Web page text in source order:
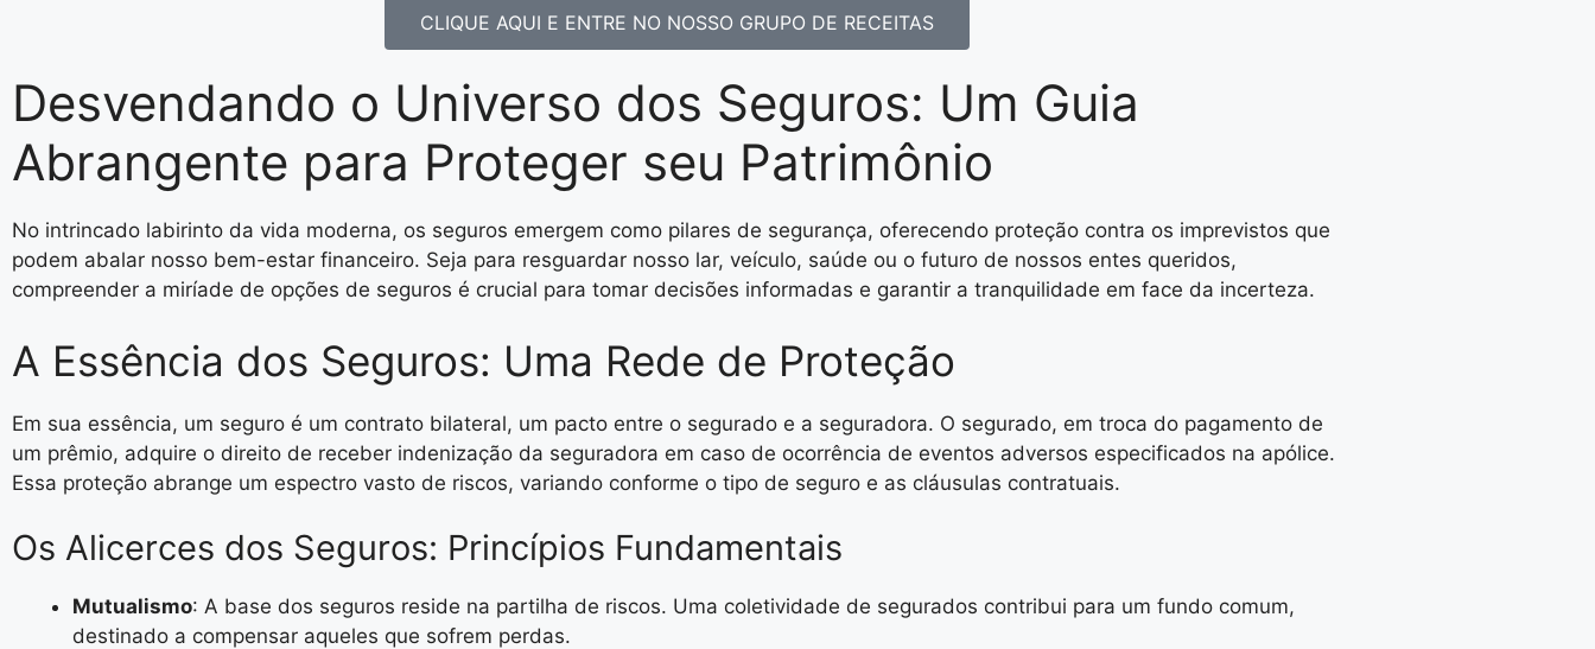
CLIQUE AQUI E ENTRE NO NOSSO GRUPO DE RECEITAS
Desvendando o Universo dos Seguros: Um Guia
Abrangente para Proteger seu Patrimônio
No intrincado labirinto da vida moderna, os seguros emergem como pilares de segurança, oferecendo proteção contra os imprevistos que
podem abalar nosso bem-estar financeiro. Seja para resguardar nosso lar, veículo, saúde ou o futuro de nossos entes queridos,
compreender a miríade de opções de seguros é crucial para tomar decisões informadas e garantir a tranquilidade em face da incerteza.
A Essência dos Seguros: Uma Rede de Proteção
Em sua essência, um seguro é um contrato bilateral, um pacto entre o segurado e a seguradora. O segurado, em troca do pagamento de
um prêmio, adquire o direito de receber indenização da seguradora em caso de ocorrência de eventos adversos especificados na apólice.
Essa proteção abrange um espectro vasto de riscos, variando conforme o tipo de seguro e as cláusulas contratuais.
Os Alicerces dos Seguros: Princípios Fundamentais
Mutualismo: A base dos seguros reside na partilha de riscos. Uma coletividade de segurados contribui para um fundo comum,
destinado a compensar aqueles que sofrem perdas.